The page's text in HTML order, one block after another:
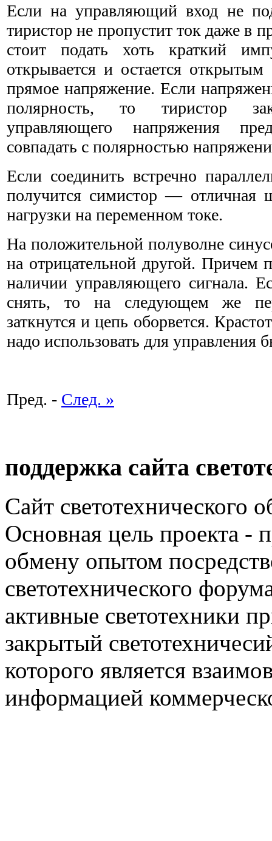
Если на управляющий вход не
тиристор не пропустит ток даже в
стоит подать хоть краткий
открывается и остается
прямое напряжение. Если
полярность, то тиристор
управляющего напряжения
совпадать с полярностью
Если соединить встречно
получится симистор — отличная
нагрузки на переменном токе.
На положительной полуволне
на отрицательной другой. Причем
наличии управляющего сигнала.
снять, то на следующем же
заткнутся и цепь оборвется.
надо использовать для управления
Пред. - След. »
поддержка сайта
Сайт светотехнического
Основная цель проекта -
обмену опытом
светотехнического
активные светотехники
закрытый
которого является
информацией